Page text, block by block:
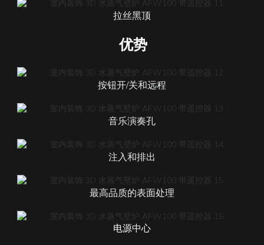
拉丝黑顶
优势
按钮开/关和远程
音乐演奏孔
注入和排出
最高品质的表面处理
电源中心